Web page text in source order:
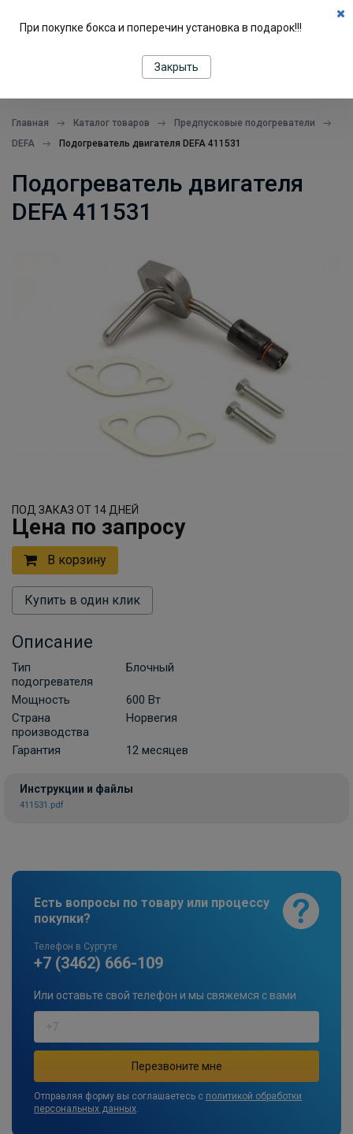
Главная Каталог товаров
Предпусковые подогреватели
DEFA
Подогреватель двигателя DEFA 411531
Подогреватель двигателя
DEFA 411531
ПОД ЗАКАЗ ОТ 14 ДНЕЙ
Цена по запросу
В корзину
Купить в один клик
Описание
Тип
подогревателя
Блочный
Мощность
600 Вт
Страна
производства
Норвегия
Гарантия 12 месяцев
Инструкции и файлы
411531.pdf
Есть вопросы по товару или процессу
покупки?
Телефон в Сургуте
+7 (3462) 666-109
Или оставьте свой телефон и мы свяжемся с вами
Отправляя форму вы соглашаетесь с политикой обработки
персональных данных.
При покупке бокса и поперечин установка в подарок!!!
Закрыть